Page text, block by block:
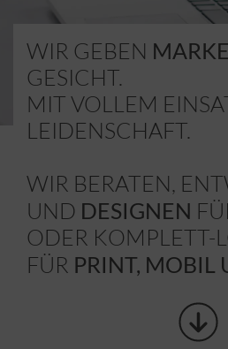
WIR GEBEN
GESICHT.
MIT VOLLEM
LEIDENSCHAFT.
WIR BERATEN,
UND DESIGNEN
ODER KOMPLETT-
FÜR PRINT, MOBIL